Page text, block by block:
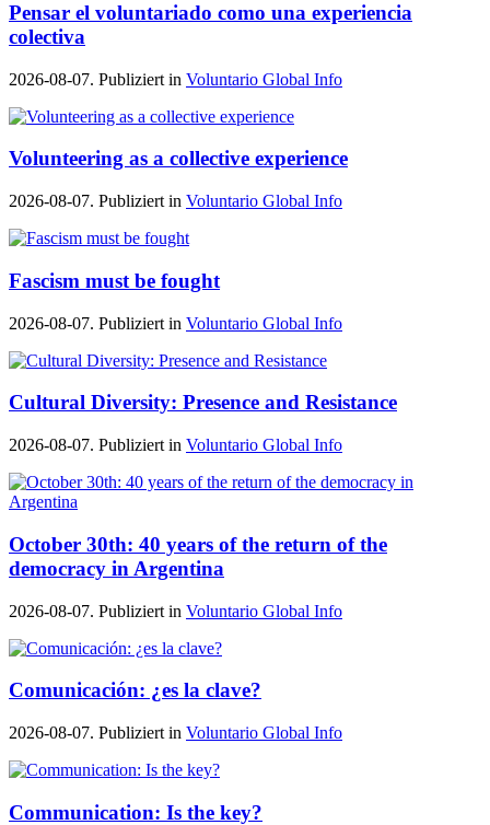
Pensar el voluntariado como una experiencia
colectiva
2026-08-07. Publiziert in Voluntario Global Info
Volunteering as a collective experience
2026-08-07. Publiziert in Voluntario Global Info
Fascism must be fought
2026-08-07. Publiziert in Voluntario Global Info
Cultural Diversity: Presence and Resistance
2026-08-07. Publiziert in Voluntario Global Info
October 30th: 40 years of the return of the
democracy in Argentina
2026-08-07. Publiziert in Voluntario Global Info
Comunicación: ¿es la clave?
2026-08-07. Publiziert in Voluntario Global Info
Communication: Is the key?